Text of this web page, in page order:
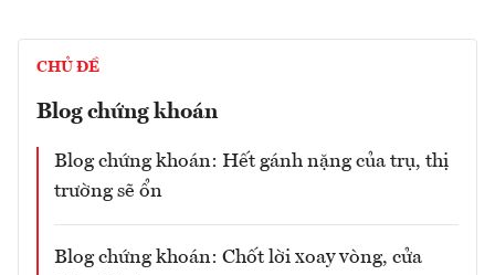
CHỦ ĐỀ
Blog chứng khoán
Blog chứng khoán: Hết gánh nặng của trụ, thị
trường sẽ ổn
Blog chứng khoán: Chốt lời xoay vòng, cửa